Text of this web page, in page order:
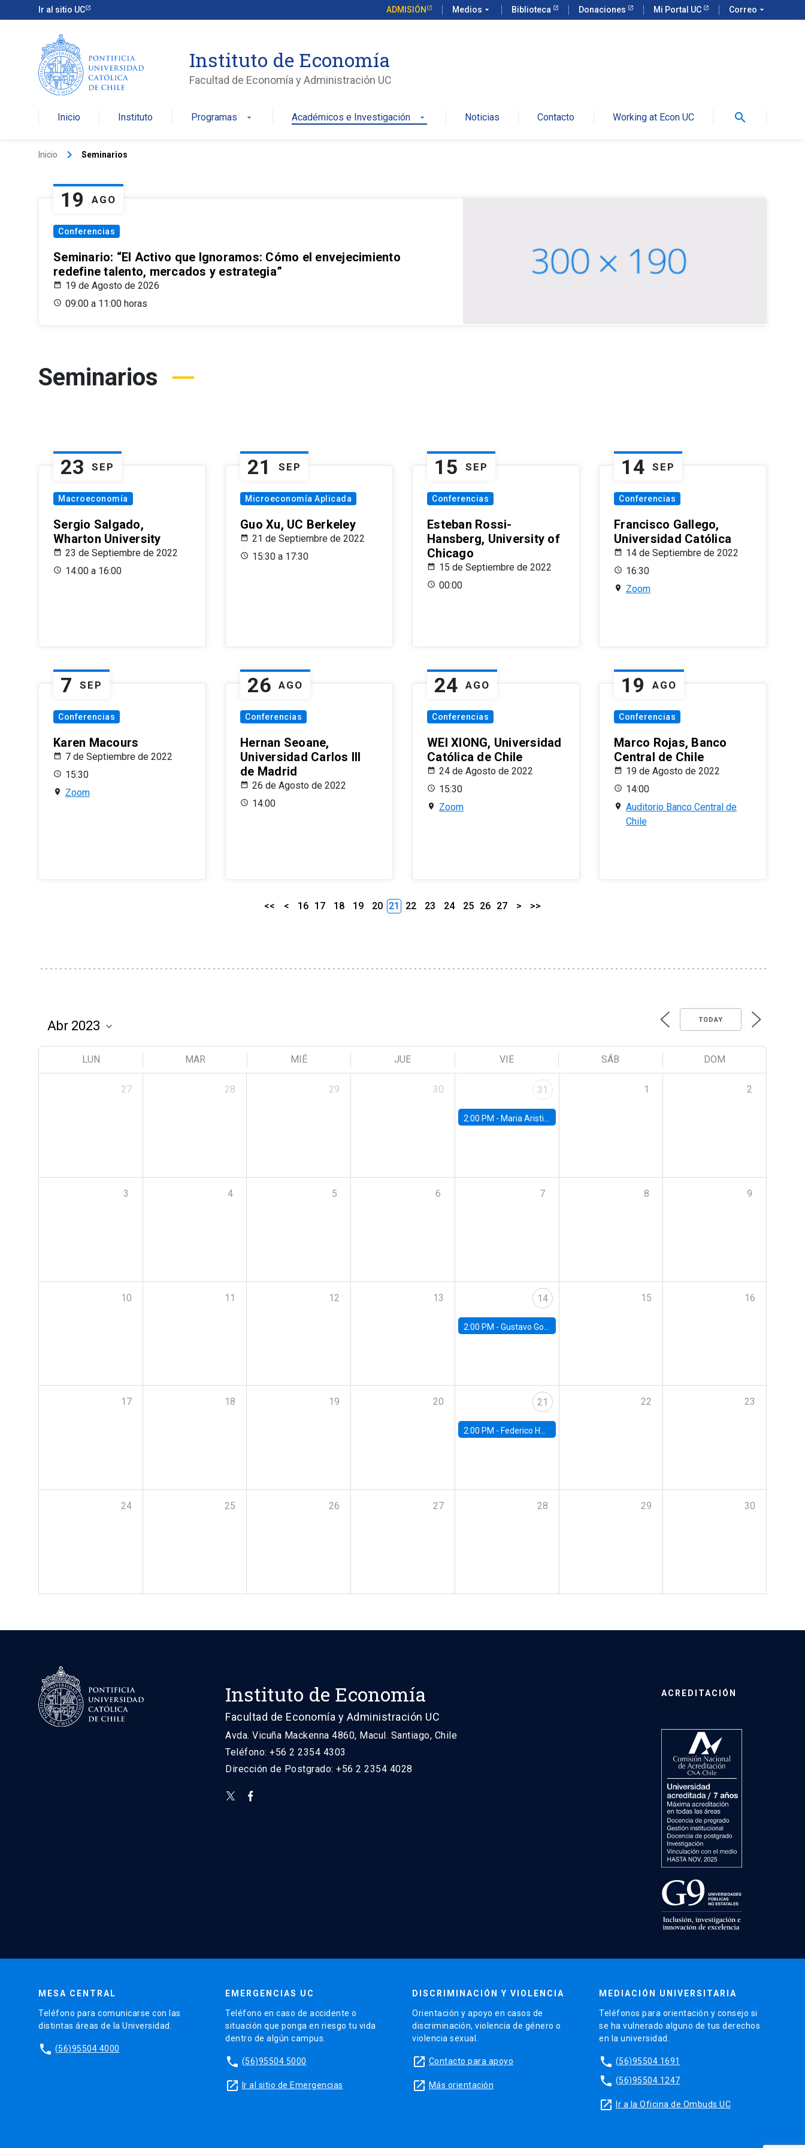
Ir al sitio UC ADMISIÓN Medios arrow_drop_down Biblioteca Donaciones Mi Portal UC Correo arrow_drop_down
Instituto de Economía
Facultad de Economía y Administración UC
Inicio Instituto Programas arrow_drop_down Académicos e Investigación arrow_drop_down Noticias Contacto Working at Econ UC search
Inicio keyboard_arrow_right Seminarios
19 AGO
Conferencias
Seminario: “El Activo que Ignoramos: Cómo el envejecimiento
redefine talento, mercados y estrategia”
19 de Agosto de 2026
09:00 a 11:00 horas
Seminarios
23 SEP
Macroeconomía
Sergio Salgado,
Wharton University
23 de Septiembre de 2022
14:00 a 16:00
21 SEP
Microeconomía Aplicada
Guo Xu, UC Berkeley
21 de Septiembre de 2022
15:30 a 17:30
15 SEP
Conferencias
Esteban Rossi-
Hansberg, University of
Chicago
15 de Septiembre de 2022
00:00
14 SEP
Conferencias
Francisco Gallego,
Universidad Católica
14 de Septiembre de 2022
16:30
Zoom
7 SEP
Conferencias
Karen Macours
7 de Septiembre de 2022
15:30
Zoom
26 AGO
Conferencias
Hernan Seoane,
Universidad Carlos III
de Madrid
26 de Agosto de 2022
14:00
24 AGO
Conferencias
WEI XIONG, Universidad
Católica de Chile
24 de Agosto de 2022
15:30
Zoom
19 AGO
Conferencias
Marco Rojas, Banco
Central de Chile
19 de Agosto de 2022
14:00
Auditorio Banco Central de
Chile
<< < 16 17 18 19 20 21 22 23 24 25 26 27 > >>
TODAY
LUN MAR MIÉ JUE VIE SÁB DOM
27 28 29 30 31
2:00 PM - Maria Aristizabal-Ramirez, FED Board
1 2
3 4 5 6 7 8 9
10 11 12 13 14
2:00 PM - Gustavo González - Banco Central de Chile
15 16
17 18 19 20 21
2:00 PM - Federico Huneeus - Banco Central de Chile
22 23
24 25 26 27 28 29 30
Instituto de Economía
Facultad de Economía y Administración UC
Avda. Vicuña Mackenna 4860, Macul. Santiago, Chile
Teléfono: +56 2 2354 4303
Dirección de Postgrado: +56 2 2354 4028
ACREDITACIÓN
MESA CENTRAL
Teléfono para comunicarse con las
distintas áreas de la Universidad.
phone (56)95504 4000
EMERGENCIAS UC
Teléfono en caso de accidente o
situación que ponga en riesgo tu vida
dentro de algún campus.
phone (56)95504 5000
launch Ir al sitio de Emergencias
DISCRIMINACIÓN Y VIOLENCIA
Orientación y apoyo en casos de
discriminación, violencia de género o
violencia sexual.
launch Contacto para apoyo
launch Más orientación
MEDIACIÓN UNIVERSITARIA
Teléfonos para orientación y consejo si
se ha vulnerado alguno de tus derechos
en la universidad.
phone (56)95504 1691
phone (56)95504 1247
launch Ir a la Oficina de Ombuds UC